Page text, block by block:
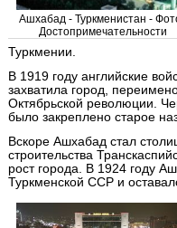
Ашхабад - Туркменистан -
Достопримечательности
Туркмении.
В 1919 году английские
захватила город,
Октябрьской революции.
было закреплено старое
Вскоре Ашхабад стал
строительства
рост города. В 1924 году
Туркменской ССР и